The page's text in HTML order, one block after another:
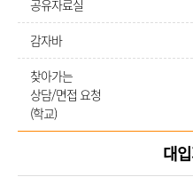
공유자료실
감자바
찾아가는
상담/면접 요청
(학교)
대